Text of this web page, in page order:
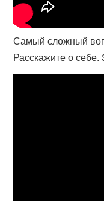
Самый сложный
Расскажите о себе.